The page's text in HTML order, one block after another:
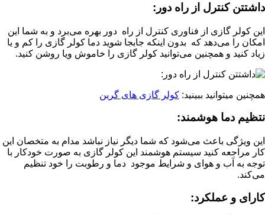
داشتتن کنترل از راه دور:
این کولر گازی از فناوری کنترل از راه دور بهره می‌برد و به شما این
امکان را می‌دهد که بدون اینکه جابجا شوید دما کولر گازی را کم و یا
زیاد کنید و همچنین می‌توانید کولر گازی را خاموش ویا روشن کنید.
همچنین میتوانید ببینید: کولر گازی های گرین
نتظیم دما هوشمند:
این ویژگی باعث می‌شود که شما دیگر نیاز نباشد مدام به متخصان این
کار مراجعه کنید سیستم هوشمند این کولر گازی به صورت خودکار با
توجه به آب و هوای و شرایط موجود دما و رطوبت را خود تنظیم
می‌کند.
کارای و عملکرد: